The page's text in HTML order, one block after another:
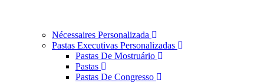
Nécessaires Personalizada
Pastas Executivas Personalizadas
Pastas De Mostruário
Pastas
Pastas De Congresso